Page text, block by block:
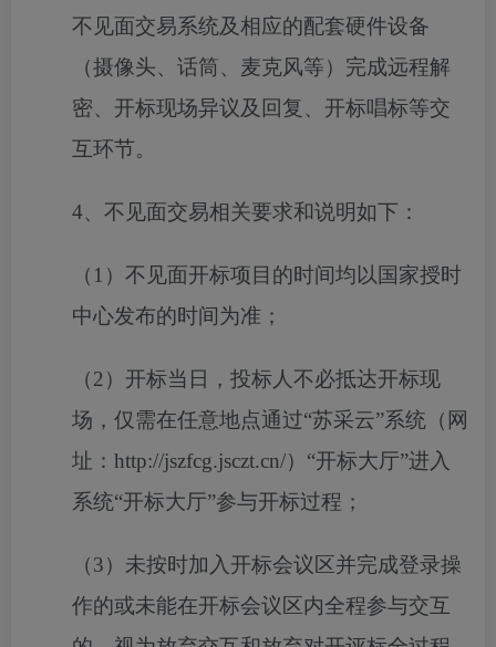
不见面交易系统及相应的配套硬件设备
（摄像头、话筒、麦克风等）完成远程解
密、开标现场异议及回复、开标唱标等交
互环节。
4、不见面交易相关要求和说明如下：
（ 1）不见面开标项目的时间均以国家授时
中心发布的时间为准；
（2）开标当日，投标人不必抵达开标现
场，仅需在任意地点通过“苏采云”系统（网
址：http://jszfcg.jsczt.cn/）“开标大厅”进入
系统“开标大厅”参与开标过程；
（3）未按时加入开标会议区并完成登录操
作的或未能在开标会议区内全程参与交互